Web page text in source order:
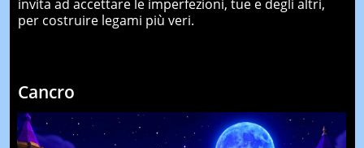
invita ad accettare le imperfezioni, tue e degli altri,
per costruire legami più veri.
Cancro